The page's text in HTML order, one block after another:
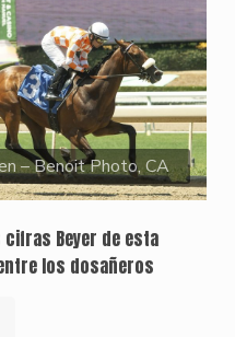
– Benoit Photo, CA
Beyer de esta
los dosañeros